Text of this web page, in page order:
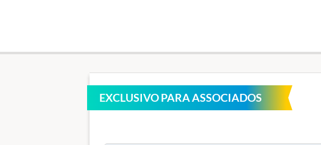
EXCLUSIVO PARA ASSOCIADOS